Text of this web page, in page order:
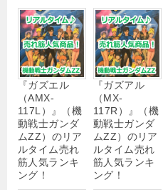
『ガズエル
（AMX-
117L）』（機
動戦士ガンダ
ムΖΖ）のリア
ルタイム売れ
筋人気ランキ
ング！
『ガズアル
（MX-
117R）』（機
動戦士ガンダ
ムΖΖ）のリア
ルタイム売れ
筋人気ランキ
ング！